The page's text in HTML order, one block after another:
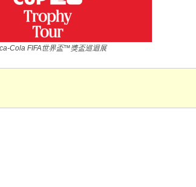
Cola FIFA世界盃™獎盃巡迴展